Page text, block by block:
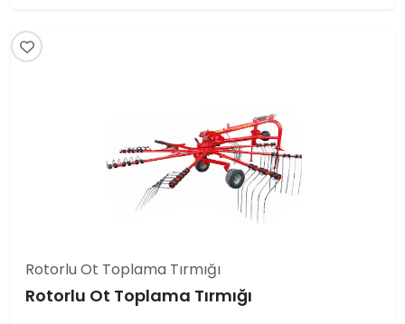
Rotorlu Ot Toplama Tırmığı
Rotorlu Ot Toplama Tırmığı